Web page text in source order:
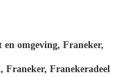
en omgeving, Franeker,
Franeker, Franekeradeel